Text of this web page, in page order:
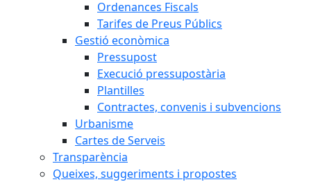
Ordenances Fiscals
Tarifes de Preus Públics
Gestió econòmica
Pressupost
Execució pressupostària
Plantilles
Contractes, convenis i subvencions
Urbanisme
Cartes de Serveis
Transparència
Queixes, suggeriments i propostes